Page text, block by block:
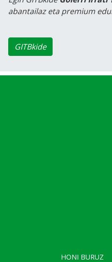
abantailaz eta premium
GITBkide
HONI BURUZ